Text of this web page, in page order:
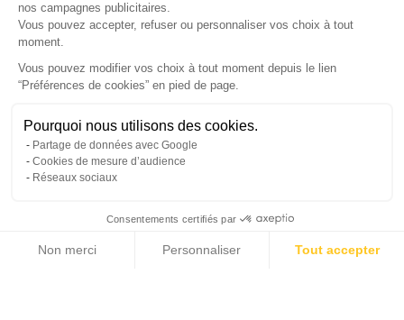
nos campagnes publicitaires.
Vous pouvez accepter, refuser ou personnaliser vos choix à tout
moment.
Vous pouvez modifier vos choix à tout moment depuis le lien
“Préférences de cookies” en pied de page.
Pourquoi nous utilisons des cookies.
Partage de données avec Google
Cookies de mesure d’audience
Réseaux sociaux
Consentements certifiés par
Non merci Personnaliser Tout accepter
Gérer mes cookies
Une question ? Nous sommes là pour vous accompagner
Non, merci
Nom* Prénom*
Téléphone
Créneau
Annuler Envoyer